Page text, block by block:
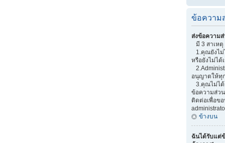
ข้อความ
ส่งข้อความ
มี 3 สาเหตุ
1.คุณยังไม่
หรือยังไม่ได้
อนุญาตให้ทุ
3.คุณไม่ไ
ข้อความส่ว
ติดต่อเพื่อข
ข้างบน
ฉันได้รับแต่